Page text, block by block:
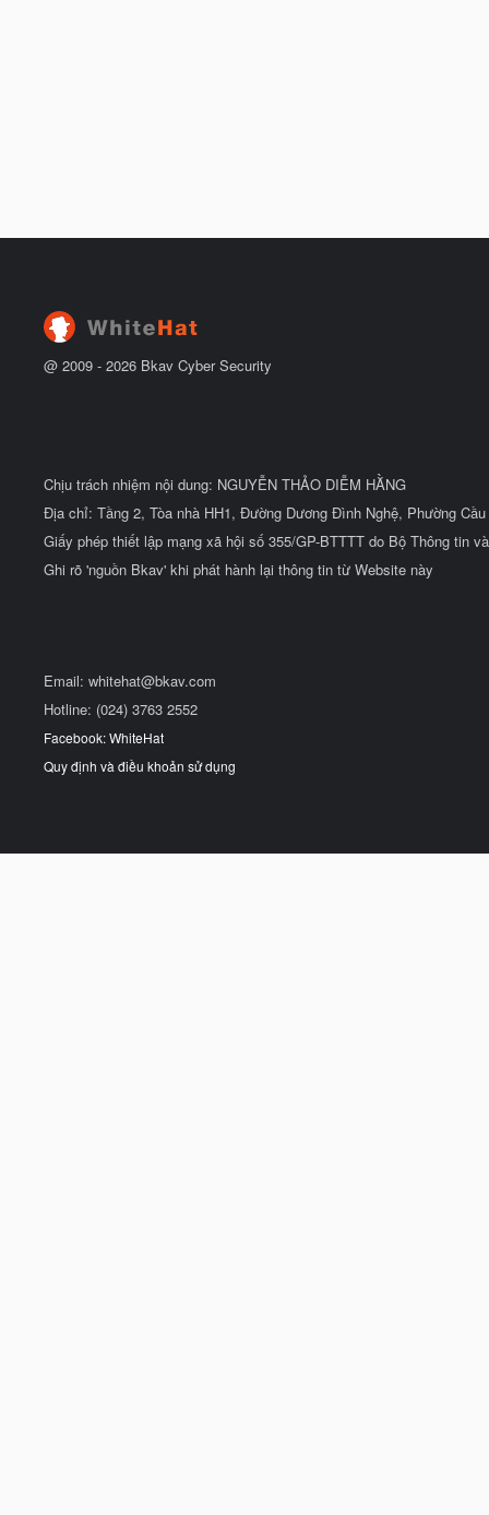
@ 2009 - 2026 Bkav Cyber Security
Chịu trách nhiệm nội dung: NGUYỄN THẢO DIỄM HẰNG
Địa chỉ: Tầng 2, Tòa nhà HH1, Đường Dương Đình Nghệ, Phường
Giấy phép thiết lập mạng xã hội số 355/GP-BTTTT do Bộ Thông tin
Ghi rõ 'nguồn Bkav' khi phát hành lại thông tin từ Website này
Email: whitehat@bkav.com
Hotline: (024) 3763 2552
Facebook: WhiteHat
Quy định và điều khoản sử dụng